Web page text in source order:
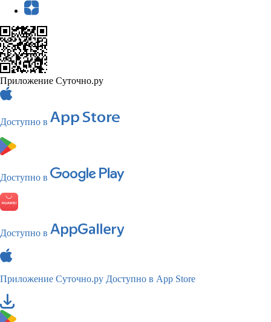
Приложение Суточно.ру
Доступно в
Доступно в
Доступно в
Приложение Суточно.ру Доступно в App Store